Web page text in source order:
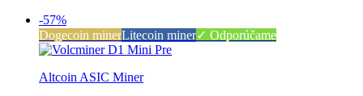
-57%
Dogecoin minerLitecoin miner✓ Odporúčame
Altcoin ASIC Miner